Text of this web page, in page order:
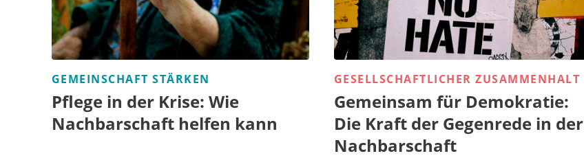
GEMEINSCHAFT STÄRKEN
Pflege in der Krise: Wie
Nachbarschaft helfen kann
GESELLSCHAFTLICHER ZUSAMMENHALT
Gemeinsam für Demokratie:
Die Kraft der Gegenrede in der
Nachbarschaft